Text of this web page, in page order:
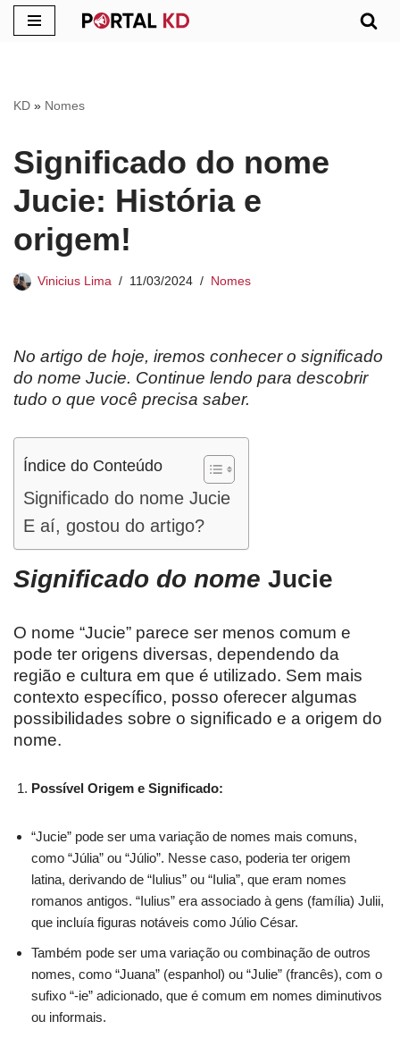
conteúdo
KD » Nomes
Significado do nome
Jucie: História e
origem!
Vinicius Lima 11/03/2024 Nomes
No artigo de hoje, iremos conhecer o significado
do nome Jucie. Continue lendo para descobrir
tudo o que você precisa saber.
Índice do Conteúdo
Significado do nome Jucie
E aí, gostou do artigo?
Significado do nome Jucie
O nome “Jucie” parece ser menos comum e
pode ter origens diversas, dependendo da
região e cultura em que é utilizado. Sem mais
contexto específico, posso oferecer algumas
possibilidades sobre o significado e a origem do
nome.
Possível Origem e Significado:
“Jucie” pode ser uma variação de nomes mais comuns,
como “Júlia” ou “Júlio”. Nesse caso, poderia ter origem
latina, derivando de “Iulius” ou “Iulia”, que eram nomes
romanos antigos. “Iulius” era associado à gens (família) Julii,
que incluía figuras notáveis como Júlio César.
Também pode ser uma variação ou combinação de outros
nomes, como “Juana” (espanhol) ou “Julie” (francês), com o
sufixo “-ie” adicionado, que é comum em nomes diminutivos
ou informais.